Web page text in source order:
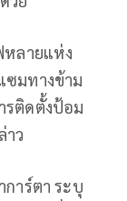
หลายแห่ง
ซมทางข้าม
รติดตั้งป้อม
าว
การ์ตา ระบุ